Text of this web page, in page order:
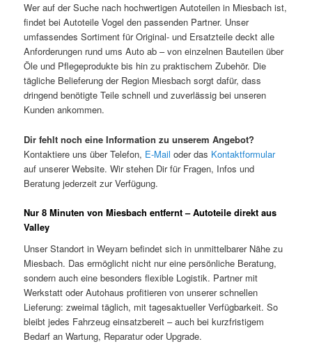
Wer auf der Suche nach hochwertigen Autoteilen in Miesbach ist,
findet bei Autoteile Vogel den passenden Partner. Unser
umfassendes Sortiment für Original- und Ersatzteile deckt alle
Anforderungen rund ums Auto ab – von einzelnen Bauteilen über
Öle und Pflegeprodukte bis hin zu praktischem Zubehör. Die
tägliche Belieferung der Region Miesbach sorgt dafür, dass
dringend benötigte Teile schnell und zuverlässig bei unseren
Kunden ankommen.
Dir fehlt noch eine Information zu unserem Angebot?
Kontaktiere uns über Telefon, E-Mail oder das Kontaktformular
auf unserer Website. Wir stehen Dir für Fragen, Infos und
Beratung jederzeit zur Verfügung.
Nur 8 Minuten von Miesbach entfernt – Autoteile direkt aus
Valley
Unser Standort in Weyarn befindet sich in unmittelbarer Nähe zu
Miesbach. Das ermöglicht nicht nur eine persönliche Beratung,
sondern auch eine besonders flexible Logistik. Partner mit
Werkstatt oder Autohaus profitieren von unserer schnellen
Lieferung: zweimal täglich, mit tagesaktueller Verfügbarkeit. So
bleibt jedes Fahrzeug einsatzbereit – auch bei kurzfristigem
Bedarf an Wartung, Reparatur oder Upgrade.